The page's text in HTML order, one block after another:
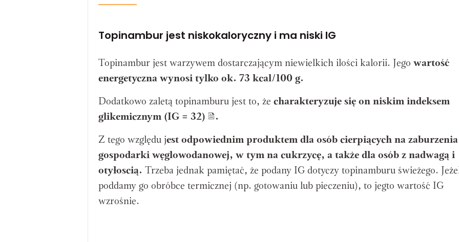
Topinambur jest niskokaloryczny i ma niski IG
Topinambur jest warzywem dostarczającym niewielkich ilości kalorii. Jego wartość
energetyczna wynosi tylko ok. 73 kcal/100 g.
Dodatkowo zaletą topinamburu jest to, że charakteryzuje się on niskim indeksem
glikemicznym (IG = 32)
.
Z tego względu jest odpowiednim produktem dla osób cierpiących na zaburzenia
gospodarki węglowodanowej, w tym na cukrzycę, a także dla osób z nadwagą i
otyłoscią. Trzeba jednak pamiętać, że podany IG dotyczy topinamburu świeżego.
poddamy go obróbce termicznej (np. gotowaniu lub pieczeniu), to jegto wartość IG
wzrośnie.